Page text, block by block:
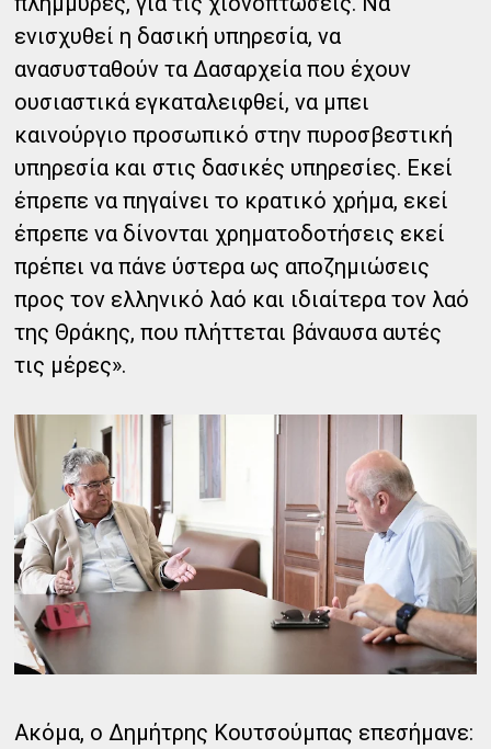
ενισχυθεί η δασική υπηρεσία, να
ανασυσταθούν τα Δασαρχεία που έχουν
ουσιαστικά εγκαταλειφθεί, να μπει
καινούργιο προσωπικό στην πυροσβεστική
υπηρεσία και στις δασικές υπηρεσίες. Εκεί
έπρεπε να πηγαίνει το κρατικό χρήμα, εκεί
έπρεπε να δίνονται χρηματοδοτήσεις εκεί
πρέπει να πάνε ύστερα ως αποζημιώσεις
προς τον ελληνικό λαό και ιδιαίτερα τον λαό
της Θράκης, που πλήττεται βάναυσα αυτές
τις μέρες».
Ακόμα, ο Δημήτρης Κουτσούμπας επεσήμανε: